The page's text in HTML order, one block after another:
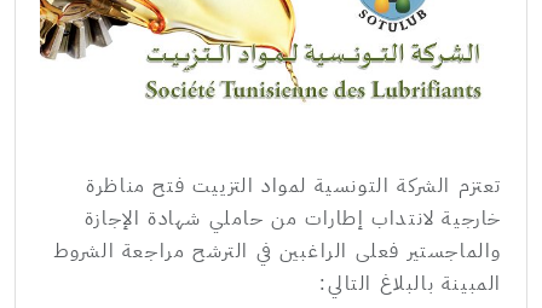
تعتزم الشركة التونسية لمواد التزييت فتح مناظرة
خارجية لانتداب إطارات من حاملي شهادة الإجازة
والماجستير فعلى الراغبين في الترشح مراجعة الشروط
المبينة بالبلاغ التالي: